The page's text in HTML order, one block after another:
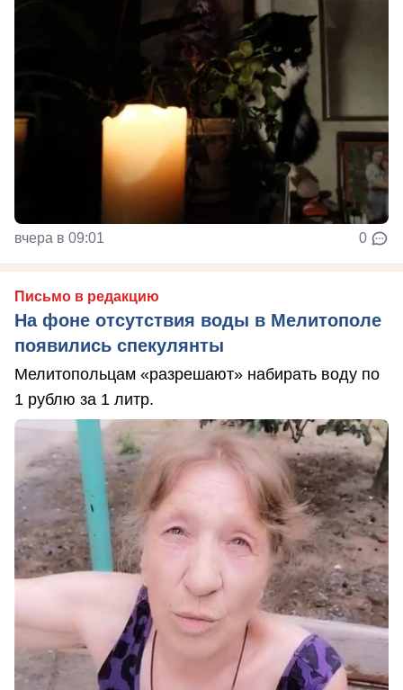
вчера в 09:01 0
Письмо в редакцию
На фоне отсутствия воды в Мелитополе
появились спекулянты
Мелитопольцам «разрешают» набирать воду по
1 рублю за 1 литр.